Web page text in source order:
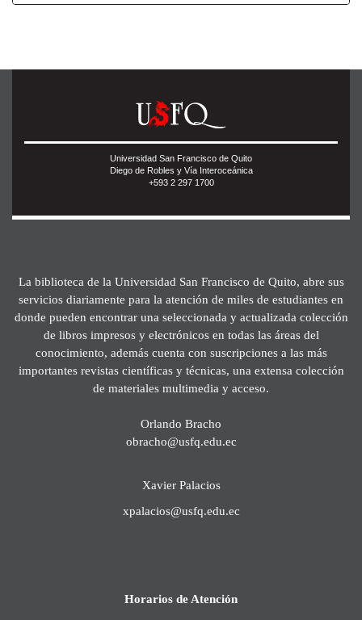
Universidad San Francisco de Quito
Diego de Robles y Vía Interoceánica
+593 2 297 1700
La biblioteca de la Universidad San Francisco de Quito, abre sus
servicios diariamente para la atención de miles de estudiantes en
donde pueden encontrar una seleccionada y actualizada colección
de libros impresos y electrónicos en todas las áreas del
conocimiento, además cuenta con suscripciones a las más
importantes revistas científicas y técnicas, una extensa colección
de materiales multimedia y acceso.
Orlando Bracho
obracho@usfq.edu.ec
Xavier Palacios
xpalacios@usfq.edu.ec
Horarios de Atención